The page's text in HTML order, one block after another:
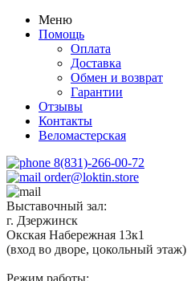
Меню
Помощь
Оплата
Доставка
Обмен и возврат
Гарантии
Отзывы
Контакты
Веломастерская
8(831)-266-00-72
order@loktin.store
Выставочный зал:
г. Дзержинск
Окская Набережная 13к1
(вход во дворе, цокольный этаж)
Режим работы: